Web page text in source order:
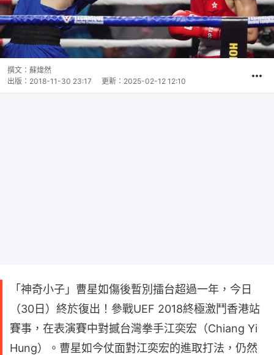
撰文： 蘇煒然
出版： 2018-11-30 23:17 更新： 2025-02-12 12:10
「神奇小子」曹星如傷後暫別擂台超過一年，今日
（30日）終於復出！參戰UEF 2018終極激鬥香港站
賽事，在表演賽中對撼台灣拳手江奕宏（Chiang Yi
Hung）。曹星如今仗面對江奕宏的進取打法，仍然